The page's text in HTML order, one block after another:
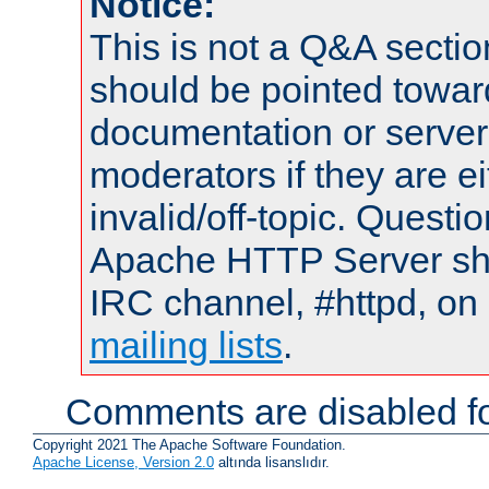
This is not a Q&A
should be pointed
documentation or
moderators if they are
invalid/off-topic.
Apache HTTP Server
IRC channel, #httpd,
mailing lists.
Comments are disabled
Copyright 2021 The Apache Software Foundation.
Apache License, Version 2.0 altında lisanslıdır.